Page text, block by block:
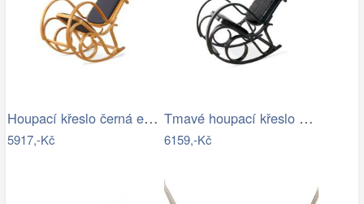
Houpací křeslo černá ekokůže - AT
5917,-Kč
Tmavé houpací křeslo z přírodní ovčí…
6159,-Kč